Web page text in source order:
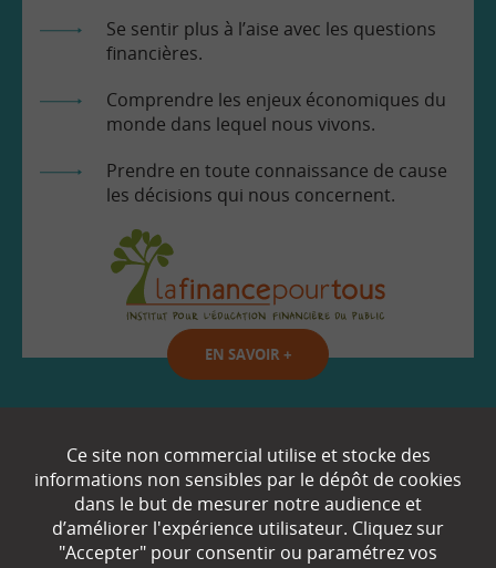
Se sentir plus à l’aise avec les questions
financières.
Comprendre les enjeux économiques du
monde dans lequel nous vivons.
Prendre en toute connaissance de cause
les décisions qui nous concernent.
EN SAVOIR +
Partenaires
Espace Presse
Ce site non commercial utilise et stocke des
informations non sensibles par le dépôt de cookies
dans le but de mesurer notre audience et
d’améliorer l'expérience utilisateur. Cliquez sur
"Accepter" pour consentir ou paramétrez vos